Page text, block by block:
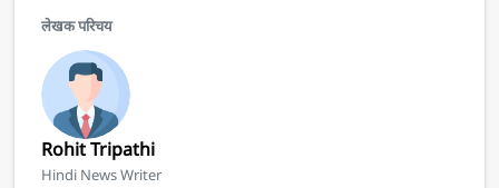
लेखक परिचय
Rohit Tripathi
Hindi News Writer